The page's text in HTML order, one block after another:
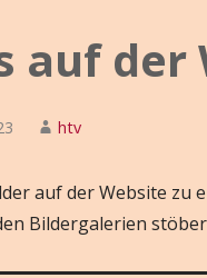
auf der
htv
auf der Website zu
Bildergalerien